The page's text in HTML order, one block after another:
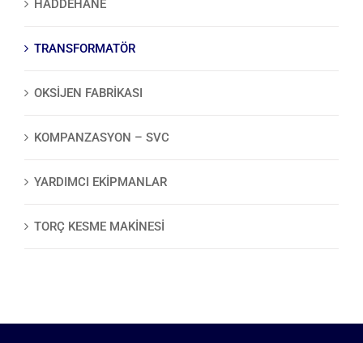
HADDEHANE
TRANSFORMATÖR
OKSİJEN FABRİKASI
KOMPANZASYON – SVC
YARDIMCI EKIPMANLAR
TORÇ KESME MAKINESI